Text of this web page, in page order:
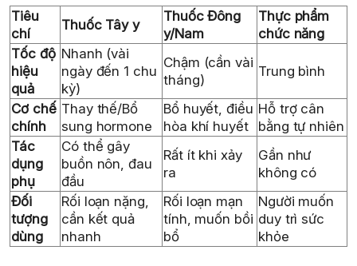
Tiêu
chí
Thuốc Tây y
Thuốc Đông
y/Nam
Thực phẩm
chức năng
Tốc độ
hiệu
quả
Nhanh (vài
ngày đến 1 chu
kỳ)
Chậm (cần vài
tháng)
Trung bình
Cơ chế
chính
Thay thế/Bổ
sung hormone
Bổ huyết, điều
hòa khí huyết
Hỗ trợ cân
bằng tự nhiên
Tác
dụng
phụ
Có thể gây
buồn nôn, đau
đầu
Rất ít khi xảy
ra
Gần như
không có
Đối
tượng
dùng
Rối loạn nặng,
cần kết quả
nhanh
Rối loạn mạn
tính, muốn bồi
bổ
Người muốn
duy trì sức
khỏe